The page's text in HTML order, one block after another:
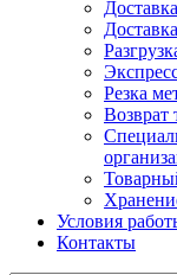
Резка
Возврат
Условия
Контакты